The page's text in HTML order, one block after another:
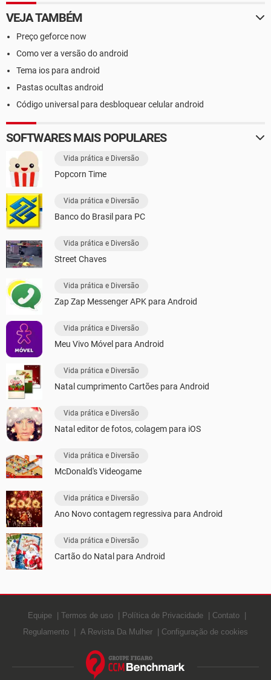
VEJA TAMBÉM
Preço geforce now
Como ver a versão do android
Tema ios para android
Pastas ocultas android
Código universal para desbloquear celular android
SOFTWARES MAIS POPULARES
Vida prática e Diversão
Popcorn Time
Vida prática e Diversão
Banco do Brasil para PC
Vida prática e Diversão
Street Chaves
Vida prática e Diversão
Zap Zap Messenger APK para Android
Vida prática e Diversão
Meu Vivo Móvel para Android
Vida prática e Diversão
Natal cumprimento Cartões para Android
Vida prática e Diversão
Natal editor de fotos, colagem para iOS
Vida prática e Diversão
McDonald's Videogame
Vida prática e Diversão
Ano Novo contagem regressiva para Android
Vida prática e Diversão
Cartão do Natal para Android
Equipe Termos de uso Política de Privacidade
Contato
Regulamento
A Revista Da Mulher Configuração de cookies